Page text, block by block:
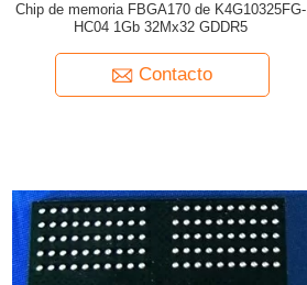
Chip de memoria FBGA170 de K4G10325FG-
HC04 1Gb 32Mx32 GDDR5
Contacto